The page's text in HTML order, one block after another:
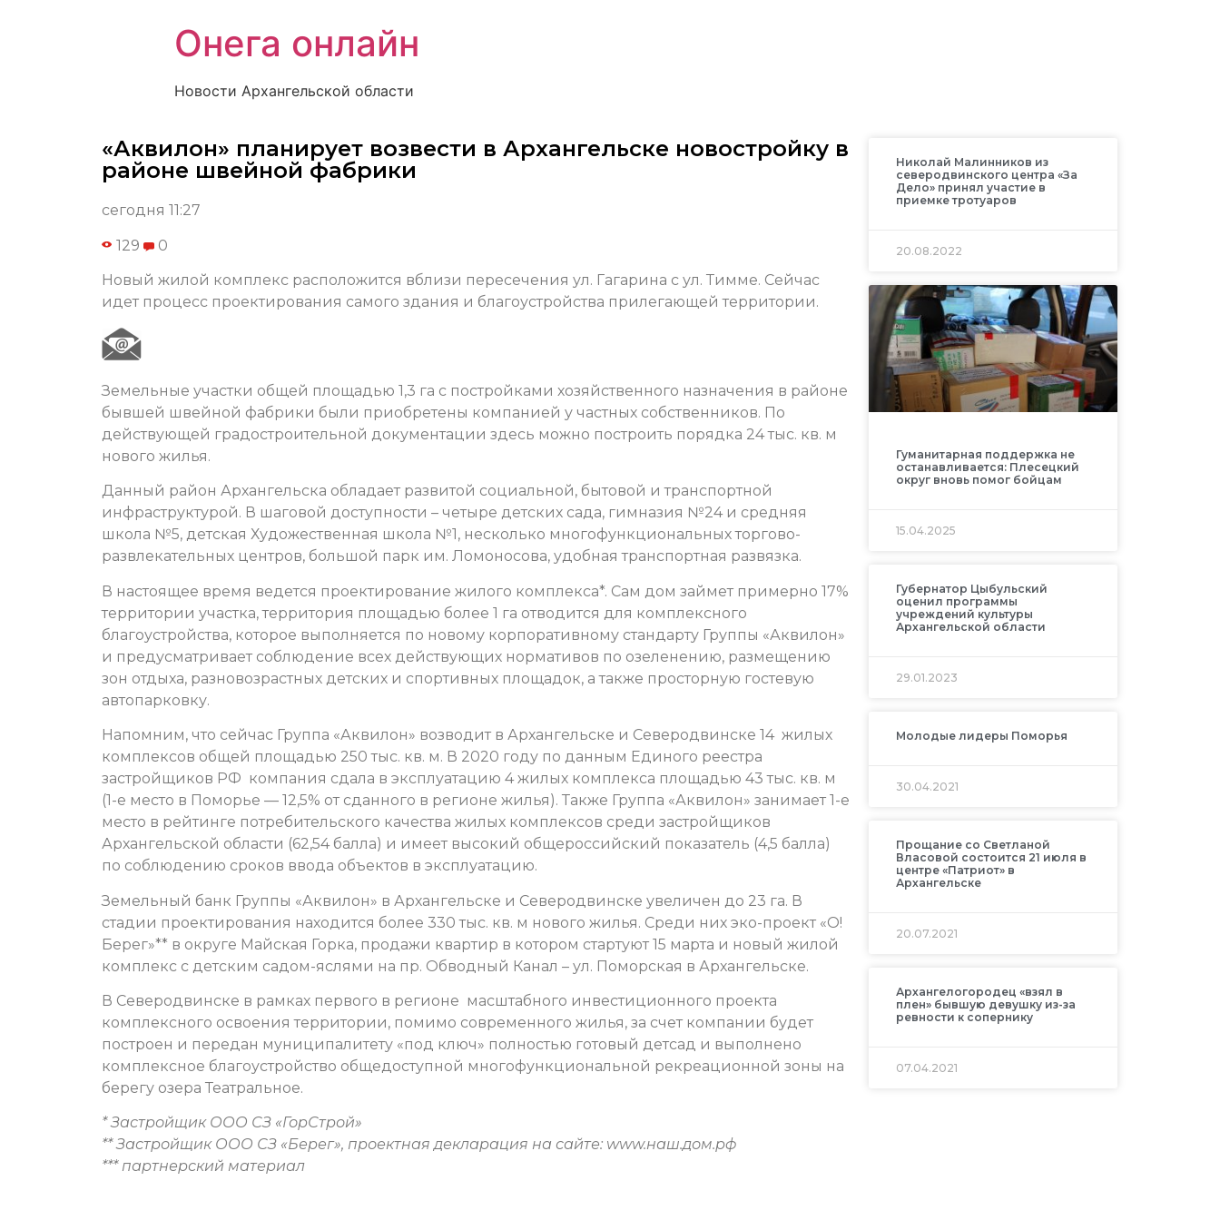
Онега онлайн
Новости Архангельской области
«Аквилон» планирует возвести в Архангельске новостройку в
районе швейной фабрики
сегодня 11:27
129 0
Новый жилой комплекс расположится вблизи пересечения ул. Гагарина с ул. Тимме. Сейчас
идет процесс проектирования самого здания и благоустройства прилегающей территории.
Земельные участки общей площадью 1,3 га с постройками хозяйственного назначения в районе
бывшей швейной фабрики были приобретены компанией у частных собственников. По
действующей градостроительной документации здесь можно построить порядка 24 тыс. кв. м
нового жилья.
Данный район Архангельска обладает развитой социальной, бытовой и транспортной
инфраструктурой. В шаговой доступности – четыре детских сада, гимназия №24 и средняя
школа №5, детская Художественная школа №1, несколько многофункциональных торгово-
развлекательных центров, большой парк им. Ломоносова, удобная транспортная развязка.
В настоящее время ведется проектирование жилого комплекса*. Сам дом займет примерно 17%
территории участка, территория площадью более 1 га отводится для комплексного
благоустройства, которое выполняется по новому корпоративному стандарту Группы «Аквилон»
и предусматривает соблюдение всех действующих нормативов по озеленению, размещению
зон отдыха, разновозрастных детских и спортивных площадок, а также просторную гостевую
автопарковку.
Напомним, что сейчас Группа «Аквилон» возводит в Архангельске и Северодвинске 14 жилых
комплексов общей площадью 250 тыс. кв. м. В 2020 году по данным Единого реестра
застройщиков РФ компания сдала в эксплуатацию 4 жилых комплекса площадью 43 тыс. кв. м
(1-е место в Поморье — 12,5% от сданного в регионе жилья). Также Группа «Аквилон» занимает 1-е
место в рейтинге потребительского качества жилых комплексов среди застройщиков
Архангельской области (62,54 балла) и имеет высокий общероссийский показатель (4,5 балла)
по соблюдению сроков ввода объектов в эксплуатацию.
Земельный банк Группы «Аквилон» в Архангельске и Северодвинске увеличен до 23 га. В
стадии проектирования находится более 330 тыс. кв. м нового жилья. Среди них эко-проект «О!
Берег»** в округе Майская Горка, продажи квартир в котором стартуют 15 марта и новый жилой
комплекс с детским садом-яслями на пр. Обводный Канал – ул. Поморская в Архангельске.
В Северодвинске в рамках первого в регионе масштабного инвестиционного проекта
комплексного освоения территории, помимо современного жилья, за счет компании будет
построен и передан муниципалитету «под ключ» полностью готовый детсад и выполнено
комплексное благоустройство общедоступной многофункциональной рекреационной зоны на
берегу озера Театральное.
* Застройщик ООО СЗ «ГорСтрой»
** Застройщик ООО СЗ «Берег», проектная декларация на сайте: www.наш.дом.рф
*** партнерский материал
Николай Малинников из
северодвинского центра «За
Дело» принял участие в
приемке тротуаров
20.08.2022
Гуманитарная поддержка не
останавливается: Плесецкий
округ вновь помог бойцам
15.04.2025
Губернатор Цыбульский
оценил программы
учреждений культуры
Архангельской области
29.01.2023
Молодые лидеры Поморья
30.04.2021
Прощание со Светланой
Власовой состоится 21 июля в
центре «Патриот» в
Архангельске
20.07.2021
Архангелогородец «взял в
плен» бывшую девушку из-за
ревности к сопернику
07.04.2021